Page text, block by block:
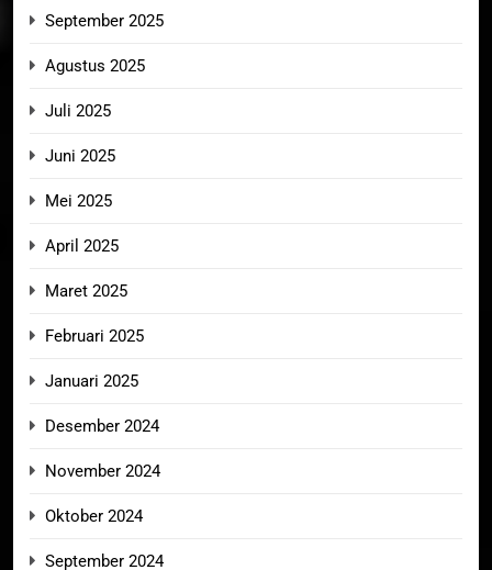
September 2025
Agustus 2025
Juli 2025
Juni 2025
Mei 2025
April 2025
Maret 2025
Februari 2025
Januari 2025
Desember 2024
November 2024
Oktober 2024
September 2024